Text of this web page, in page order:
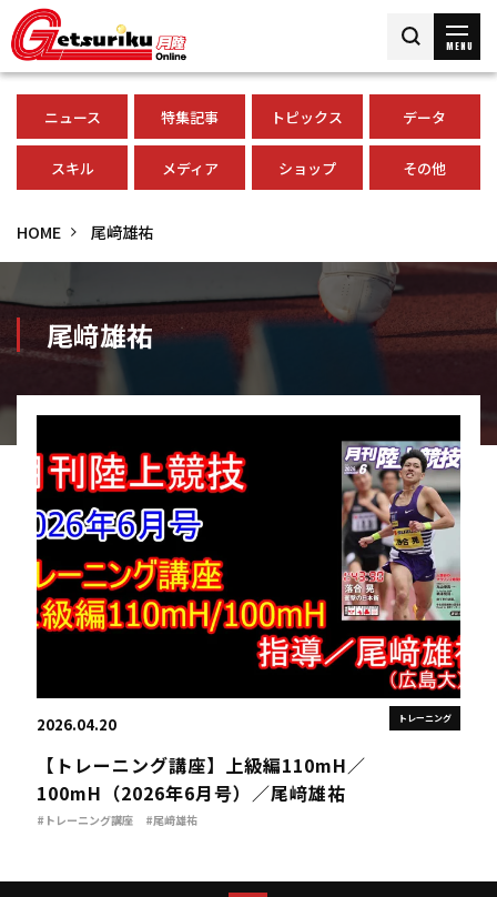
MENU
ニュース 特集記事 トピックス データ
スキル メディア ショップ その他
HOME 尾﨑雄祐
尾﨑雄祐
トレーニング
2026.04.20
【トレーニング講座】上級編110mH／
100mH（2026年6月号）／尾﨑雄祐
#トレーニング講座 #尾﨑雄祐